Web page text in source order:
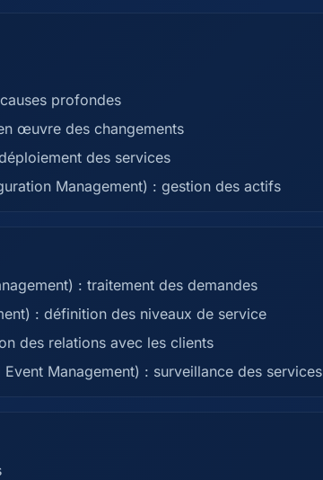
profondes
œuvre des changements
des services
Management) : gestion des actifs
: traitement des demandes
: définition des niveaux de service
des relations avec les clients
Management) : surveillance des services